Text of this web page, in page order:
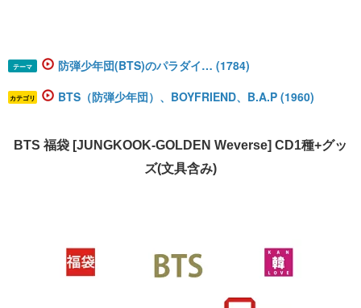
テーマ 防弾少年団(BTS)のパラダイ… (1784)
カテゴリ BTS（防弾少年団）、BOYFRIEND、B.A.P (1960)
BTS 福袋 [JUNGKOOK-GOLDEN Weverse] CD1種+グッ
ズ(文具含み)